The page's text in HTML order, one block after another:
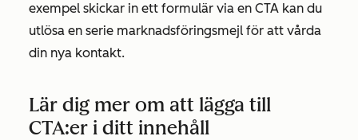
exempel skickar in ett formulär via en CTA kan du
utlösa en serie marknadsföringsmejl för att vårda
din nya kontakt.
Lär dig mer om att lägga till
CTA:er i ditt innehåll